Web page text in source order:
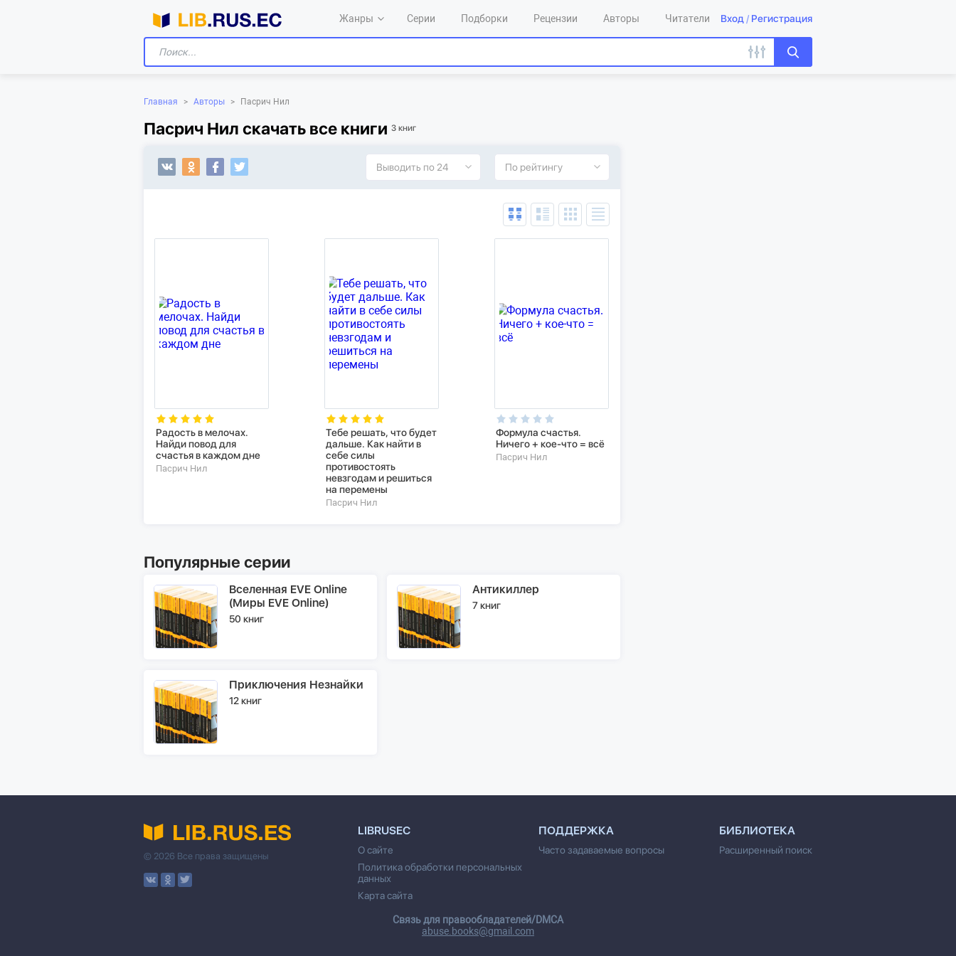
Жанры Серии Подборки Рецензии Авторы Читатели Вход / Регистрация
Главная > Авторы > Пасрич Нил
Пасрич Нил скачать все книги 3 книг
Выводить по 24 По рейтингу
Радость в мелочах.
Найди повод для
счастья в каждом дне
Пасрич Нил
Тебе решать, что будет
дальше. Как найти в
себе силы
противостоять
невзгодам и решиться
на перемены
Пасрич Нил
Формула счастья.
Ничего + кое-что = всё
Пасрич Нил
Популярные серии
Вселенная EVE Online
(Миры EVE Online)
50 книг
Антикиллер
7 книг
Приключения Незнайки
12 книг
LIBRUSEC
О сайте
Политика обработки персональных
данных
Карта сайта
ПОДДЕРЖКА
Часто задаваемые вопросы
БИБЛИОТЕКА
Расширенный поиск
© 2026 Все права защищены
Cвязь для правообладателей/DMCA
abuse.books@gmail.com